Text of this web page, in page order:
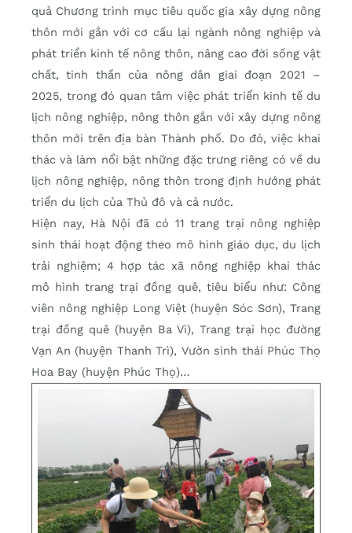
quả Chương trình mục tiêu quốc gia xây dựng nông
thôn mới gắn với cơ cấu lại ngành nông nghiệp và
phát triển kinh tế nông thôn, nâng cao đời sống vật
chất, tinh thần của nông dân giai đoạn 2021 –
2025, trong đó quan tâm việc phát triển kinh tế du
lịch nông nghiệp, nông thôn gắn với xây dựng nông
thôn mới trên địa bàn Thành phố. Do đó, việc khai
thác và làm nổi bật những đặc trưng riêng có về du
lịch nông nghiệp, nông thôn trong định hướng phát
triển du lịch của Thủ đô và cả nước.
Hiện nay, Hà Nội đã có 11 trang trại nông nghiệp
sinh thái hoạt động theo mô hình giáo dục, du lịch
trải nghiệm; 4 hợp tác xã nông nghiệp khai thác
mô hình trang trại đồng quê, tiêu biểu như: Công
viên nông nghiệp Long Việt (huyện Sóc Sơn), Trang
trại đồng quê (huyện Ba Vì), Trang trại học đường
Vạn An (huyện Thanh Trì), Vườn sinh thái Phúc Thọ
Hoa Bay (huyện Phúc Thọ)…